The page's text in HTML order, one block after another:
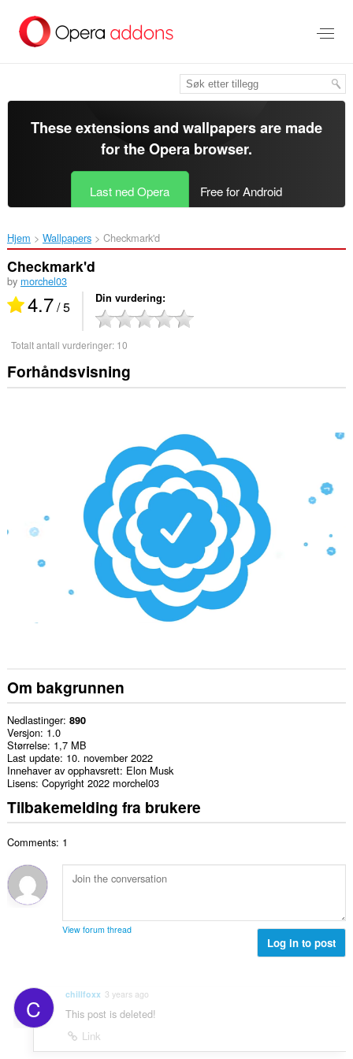
direkte
These extensions and wallpapers are made
for theOpera browser.
Last ned Opera Free for Android
Hjem Wallpapers Checkmark'd‎
Checkmark'd
by morchel03
4.7/ 5 Din vurdering
Totalt antall vurderinger: 10
Forhåndsvisning
Om bakgrunnen
Nedlastinger 890
Versjon 1.0
Størrelse 1,7 MB
Last update 10. november 2022
Innehaver av opphavsrett Elon Musk
Lisens Copyright 2022 morchel03
Tilbakemelding fra brukere
Comments: 1
View forum thread
Log in to post
C chillfoxx 3 years ago
This post is deleted!
Link